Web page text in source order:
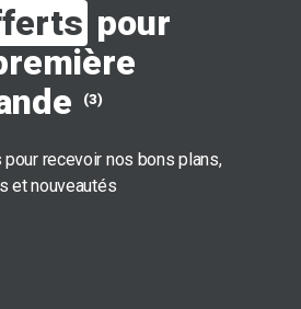
pour
(3)
recevoir nos bons plans,
et nouveautés